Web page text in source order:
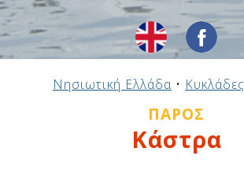
Νησιωτική Ελλάδα • Κυκλάδες
ΠΆΡΟΣ
Κάστρα